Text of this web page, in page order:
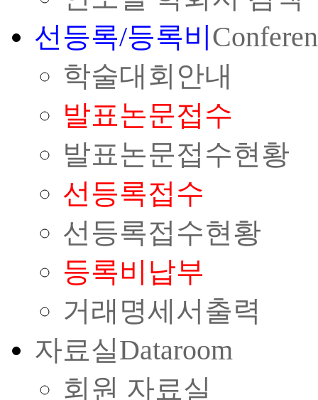
선등록/등록비
학술대회안내
발표논문접수
발표논문접수현황
선등록접수
선등록접수현황
등록비납부
거래명세서출력
자료실Dataroom
회원 자료실